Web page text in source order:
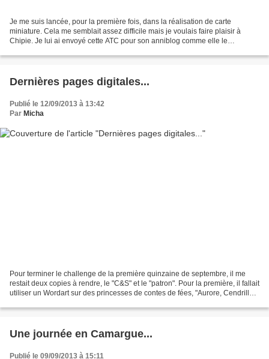
Je me suis lancée, pour la première fois, dans la réalisation de carte
miniature. Cela me semblait assez difficile mais je voulais faire plaisir à
Chipie. Je lui ai envoyé cette ATC pour son anniblog comme elle le
Dernières pages digitales...
Publié le 12/09/2013 à 13:42
Par Micha
Pour terminer le challenge de la première quinzaine de septembre, il me
restait deux copies à rendre, le "C&S" et le "patron". Pour la première, il fallait
utiliser un Wordart sur des princesses de contes de fées, "Aurore, Cendrillon,
Une journée en Camargue...
Publié le 09/09/2013 à 15:11